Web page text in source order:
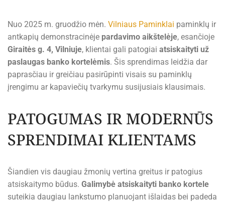
Nuo 2025 m. gruodžio mėn. Vilniaus Paminklai paminklų ir
antkapių demonstracinėje pardavimo aikštelėje, esančioje
Giraitės g. 4, Vilniuje, klientai gali patogiai atsiskaityti už
paslaugas banko kortelėmis. Šis sprendimas leidžia dar
paprasčiau ir greičiau pasirūpinti visais su paminklų
įrengimu ar kapaviečių tvarkymu susijusiais klausimais.
PATOGUMAS IR MODERNŪS
SPRENDIMAI KLIENTAMS
Šiandien vis daugiau žmonių vertina greitus ir patogius
atsiskaitymo būdus. Galimybė atsiskaityti banko kortele
suteikia daugiau lankstumo planuojant išlaidas bei padeda